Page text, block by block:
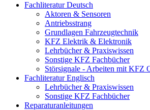
Fachliteratur Deutsch
Aktoren & Sensoren
Antriebsstrang
Grundlagen Fahrzeugtechnik
KFZ Elektrik & Elektronik
Lehrbücher & Praxiswissen
Sonstige KFZ Fachbücher
Störsignale - Arbeiten mit KFZ
Fachliteratur Englisch
Lehrbücher & Praxiswissen
Sonstige KFZ Fachbücher
Reparaturanleitungen